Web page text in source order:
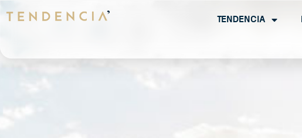
Tendencia